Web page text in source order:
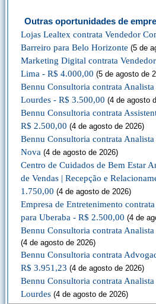
Outras oportunidades de
Lojas Lealtex contrata Vendedor
Barreiro para Belo Horizonte (5 de
Marketing Digital contrata
Lima - R$ 4.000,00 (5 de agosto de
Bennu Consultoria contrata
Lourdes - R$ 3.500,00 (4 de agosto
Bennu Consultoria contrata
R$ 2.500,00 (4 de agosto de 2026)
Bennu Consultoria contrata
Nova (4 de agosto de 2026)
Centro de Cuidados de Bem Estar
de Vendas | Recepção e
1.750,00 (4 de agosto de 2026)
Empresa de Entretenimento
para Uberaba - R$ 2.500,00 (4 de
Bennu Consultoria contrata
(4 de agosto de 2026)
Bennu Consultoria contrata
R$ 3.951,23 (4 de agosto de 2026)
Bennu Consultoria contrata
Lourdes (4 de agosto de 2026)